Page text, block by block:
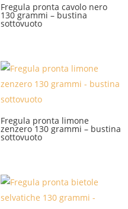
Fregula pronta cavolo nero
130 grammi – bustina
sottovuoto
Fregula pronta limone
zenzero 130 grammi – bustina
sottovuoto